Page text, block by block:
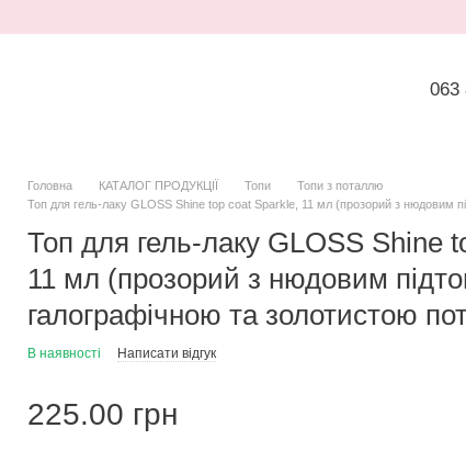
063
Головна КАТАЛОГ ПРОДУКЦІЇ Топи
Топи з поталлю
Топ для гель-лаку GLOSS Shine top coat Sparkle, 11 мл (прозорий з нюдовим
Топ для гель-лаку GLOSS Shine
11 мл (прозорий з нюдовим
галографічною та золотистою
В наявності Написати відгук
225.00 грн